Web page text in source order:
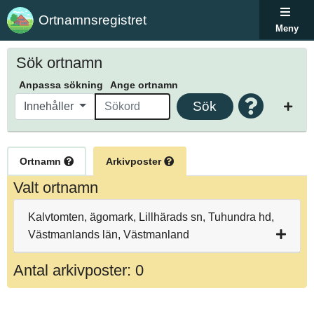
Ortnamnsregistret
Meny
Sök ortnamn
Anpassa sökning Ange ortnamn
Innehåller Sök
Ortnamn Arkivposter
Valt ortnamn
Kalvtomten, ägomark, Lillhärads sn, Tuhundra hd,
Västmanlands län, Västmanland
Antal arkivposter: 0